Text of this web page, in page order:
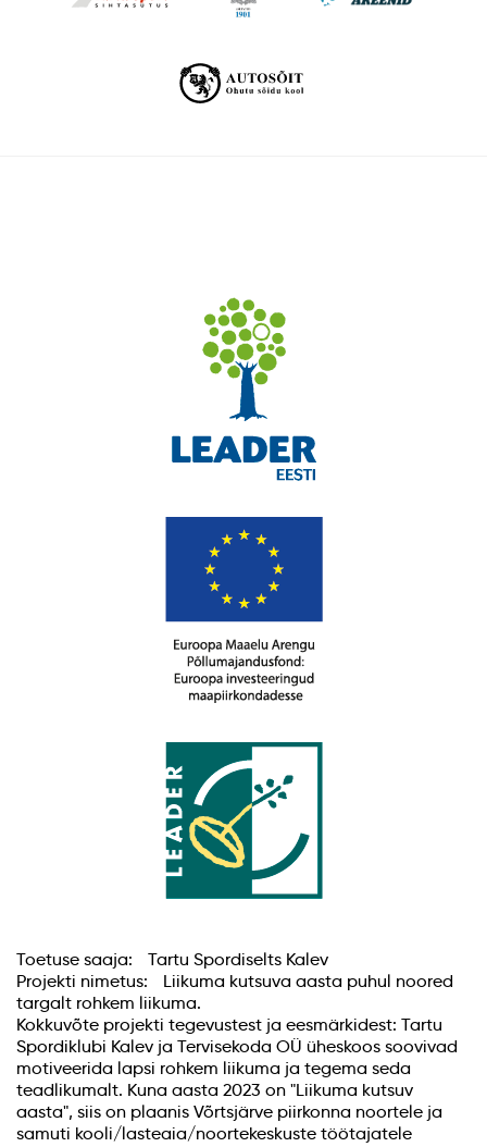
Toetuse saaja: Tartu Spordiselts Kalev
Projekti nimetus: Liikuma kutsuva aasta puhul noored
targalt rohkem liikuma.
Kokkuvõte projekti tegevustest ja eesmärkidest: Tartu
Spordiklubi Kalev ja Tervisekoda OÜ üheskoos soovivad
motiveerida lapsi rohkem liikuma ja tegema seda
teadlikumalt. Kuna aasta 2023 on "Liikuma kutsuv
aasta", siis on plaanis Võrtsjärve piirkonna noortele ja
samuti kooli/lasteaia/noortekeskuste töötajatele